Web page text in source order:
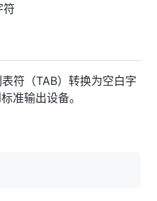
符
符（TAB）转换为空白字
准输出设备。